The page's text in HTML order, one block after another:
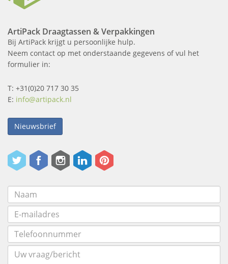
ArtiPack Draagtassen & Verpakkingen
Bij ArtiPack krijgt u persoonlijke hulp.
Neem contact op met onderstaande gegevens of vul het
formulier in:
T: +31(0)20 717 30 35
E: info@artipack.nl
Nieuwsbrief